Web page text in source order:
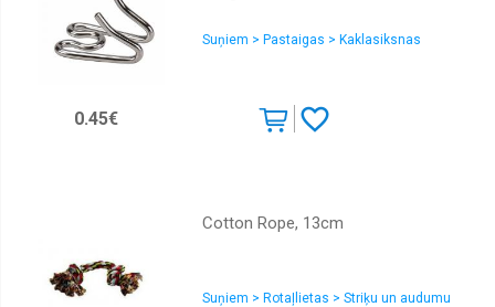
Suņiem > Pastaigas > Kaklasiksnas
0.45€
Cotton Rope, 13cm
Suņiem > Rotaļlietas > Striķu un audumu